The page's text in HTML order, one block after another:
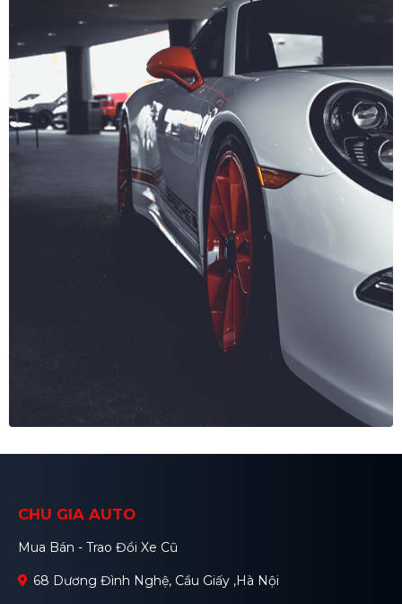
CHU GIA AUTO
Mua Bán - Trao Đổi Xe Cũ
68 Dương Đình Nghệ, Cầu Giấy ,Hà Nội